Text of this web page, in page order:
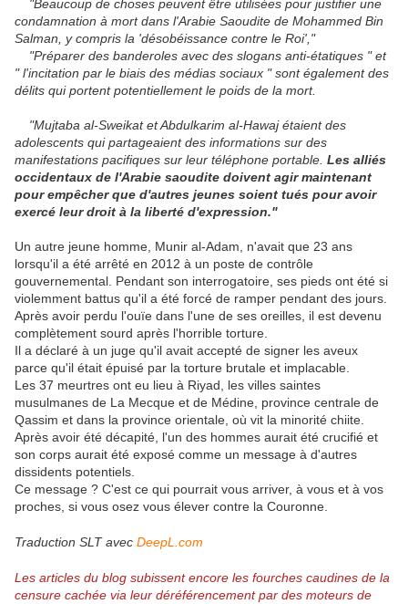
"Beaucoup de choses peuvent être utilisées pour justifier une
condamnation à mort dans l'Arabie Saoudite de Mohammed Bin
Salman, y compris la 'désobéissance contre le Roi',"
"Préparer des banderoles avec des slogans anti-étatiques " et
" l'incitation par le biais des médias sociaux " sont également des
délits qui portent potentiellement le poids de la mort.
"Mujtaba al-Sweikat et Abdulkarim al-Hawaj étaient des
adolescents qui partageaient des informations sur des
manifestations pacifiques sur leur téléphone portable. Les alliés
occidentaux de l'Arabie saoudite doivent agir maintenant
pour empêcher que d'autres jeunes soient tués pour avoir
exercé leur droit à la liberté d'expression."
Un autre jeune homme, Munir al-Adam, n'avait que 23 ans
lorsqu'il a été arrêté en 2012 à un poste de contrôle
gouvernemental. Pendant son interrogatoire, ses pieds ont été si
violemment battus qu'il a été forcé de ramper pendant des jours.
Après avoir perdu l'ouïe dans l'une de ses oreilles, il est devenu
complètement sourd après l'horrible torture.
Il a déclaré à un juge qu'il avait accepté de signer les aveux
parce qu'il était épuisé par la torture brutale et implacable.
Les 37 meurtres ont eu lieu à Riyad, les villes saintes
musulmanes de La Mecque et de Médine, province centrale de
Qassim et dans la province orientale, où vit la minorité chiite.
Après avoir été décapité, l'un des hommes aurait été crucifié et
son corps aurait été exposé comme un message à d'autres
dissidents potentiels.
Ce message ? C'est ce qui pourrait vous arriver, à vous et à vos
proches, si vous osez vous élever contre la Couronne.
Traduction SLT avec DeepL.com
Les articles du blog subissent encore les fourches caudines de la
censure cachée via leur déréférencement par des moteurs de